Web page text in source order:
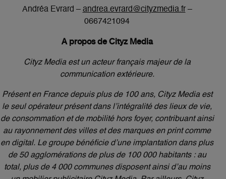
Andréa Evrard – andrea.evrard@cityzmedia.fr–
0667421094
A propos de Cityz Media
Cityz Media est un acteur français majeur de la
communication extérieure.
Présent en France depuis plus de 100 ans, Cityz Media est
le seul opérateur présent dans l’intégralité des lieux de vie,
de consommation et de mobilité hors foyer, contribuant ainsi
au rayonnement des villes et des marques en print comme
en digital. Le groupe bénéficie d’une implantation dans plus
de 50 agglomérations de plus de 100 000 habitants : au
total, plus de 4 000 communes disposent ainsi d’au moins